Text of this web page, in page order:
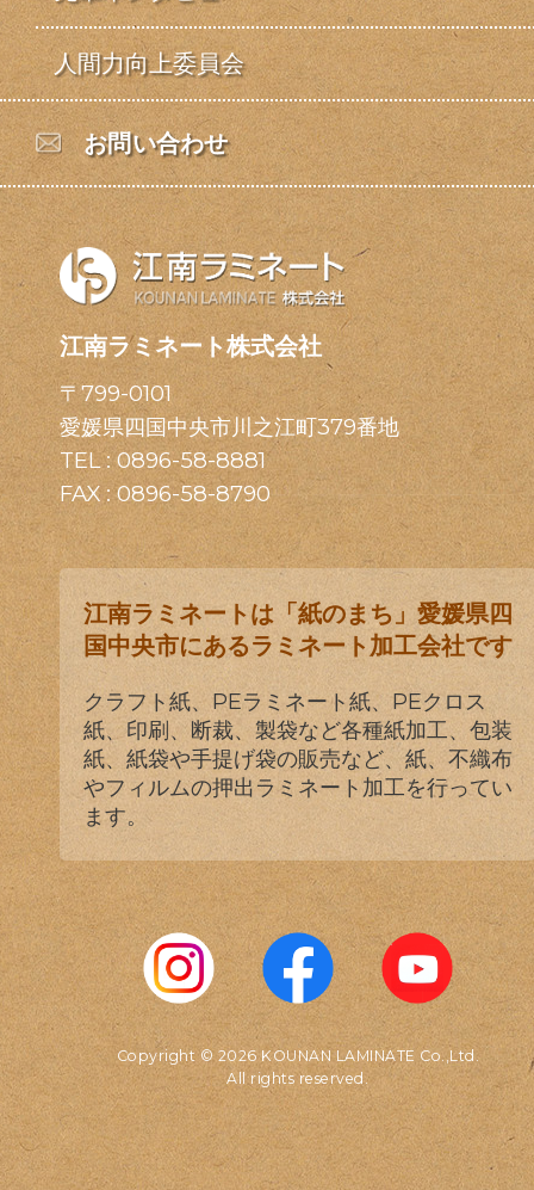
人間力向上委員会
お問い合わせ
江南ラミネート株式会社
〒799-0101
愛媛県四国中央市川之江町379番地
TEL :0896-58-8881
FAX : 0896-58-8790
江南ラミネートは「紙のまち」愛媛県四
国中央市にあるラミネート加工会社です
クラフト紙、PEラミネート紙、PEクロス
紙、印刷、断裁、製袋など各種紙加工、包装
紙、紙袋や手提げ袋の販売など、紙、不織布
やフィルムの押出ラミネート加工を行ってい
ます。
Copyright © 2026 KOUNAN LAMINATE Co.,Ltd.
All rights reserved.